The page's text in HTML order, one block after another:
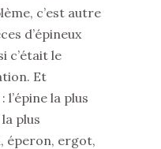
c’est autre
d’épineux
c’était le
Et
la plus
plus
éperon, ergot,